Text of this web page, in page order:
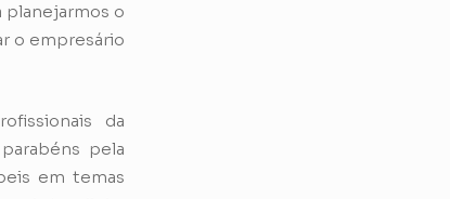
planejarmos o
o empresário
da
pela
em temas